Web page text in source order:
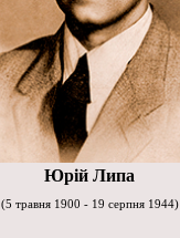
Юрій Липа
(5 травня 1900 - 19 серпня 1944)